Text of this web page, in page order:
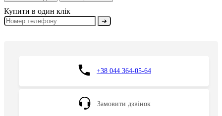
Купити в один клік
➔
+38 044 364-05-64
Замовити дзвінок